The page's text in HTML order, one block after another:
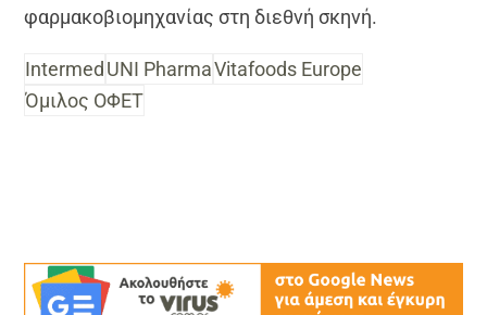
φαρμακοβιομηχανίας στη διεθνή σκηνή.
Intermed UNI PharmaVitafoods Europe
Όμιλος ΟΦΕΤ